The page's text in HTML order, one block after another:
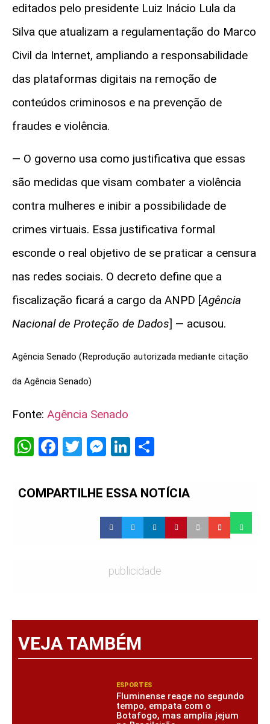
editados pelo presidente Luiz Inácio Lula da
Silva que atualizam a regulamentação do Marco
Civil da Internet, ampliando a responsabilidade
das plataformas digitais na remoção de
conteúdos criminosos e na prevenção de
fraudes e violência.
— O governo usa como justificativa que essas
são medidas que visam combater a violência
contra mulheres e inibir a possibilidade de
crimes virtuais. Essa justificativa formal
esconde o real objetivo de se praticar a censura
nas redes sociais. O decreto define que a
fiscalização ficará a cargo da ANPD [Agência
Nacional de Proteção de Dados] — acusou.
Agência Senado (Reprodução autorizada mediante citação
da Agência Senado)
Fonte: Agência Senado
WhatsApp
Facebook
Twitter
Messenger
LinkedIn
COMPARTILHE ESSA NOTÍCIA
publicidade
VEJA TAMBÉM
ESPORTES
Fluminense reage no segundo
tempo, empata com o
Botafogo, mas amplia jejum